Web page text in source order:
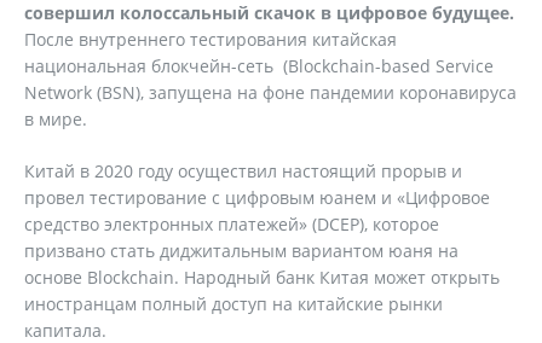
совершил колоссальный скачок в цифровое будущее.
После внутреннего тестирования китайская
национальная блокчейн-сеть (Blockchain-based Service
Network (BSN), запущена на фоне пандемии коронавируса
в мире.
Китай в 2020 году осуществил настоящий прорыв и
провел тестирование с цифровым юанем и «Цифровое
средство электронных платежей» (DCEP), которое
призвано стать диджитальным вариантом юаня на
основе Blockchain. Народный банк Китая может открыть
иностранцам полный доступ на китайские рынки
капитала.